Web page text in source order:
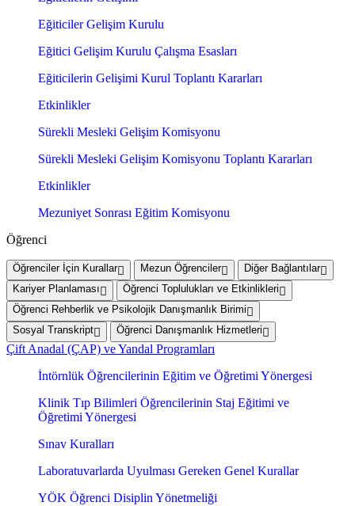
Eğiticiler Gelişim Kurulu
Eğitici Gelişim Kurulu Çalışma Esasları
Eğiticilerin Gelişimi Kurul Toplantı Kararları
Etkinlikler
Sürekli Mesleki Gelişim Komisyonu
Sürekli Mesleki Gelişim Komisyonu Toplantı Kararları
Etkinlikler
Mezuniyet Sonrası Eğitim Komisyonu
Öğrenci
Öğrenciler İçin Kurallar Mezun Öğrenciler
Diğer Bağlantılar
Kariyer Planlaması
Öğrenci Toplulukları ve Etkinlikleri
Öğrenci Rehberlik ve Psikolojik Danışmanlık Birimi
Sosyal Transkript
Öğrenci Danışmanlık Hizmetleri
Çift Anadal (ÇAP) ve Yandal Programları
İntörnlük Öğrencilerinin Eğitim ve Öğretimi Yönergesi
Klinik Tıp Bilimleri Öğrencilerinin Staj Eğitimi ve
Öğretimi Yönergesi
Sınav Kuralları
Laboratuvarlarda Uyulması Gereken Genel Kurallar
YÖK Öğrenci Disiplin Yönetmeliği